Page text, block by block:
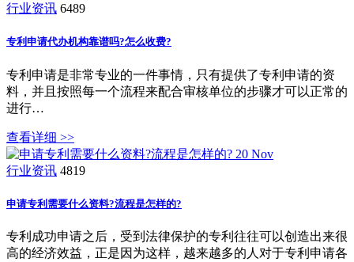
行业资讯 6489
专利申请代办机构靠谱吗?怎么收费?
专利申请是非常专业的一件事情，只有提供了专利申请的资
料，并且按照每一个流程来配合审核单位的步骤才可以正常的
进行…
查看详细 >>
20 Nov
行业资讯 4819
申请专利需要什么资料?流程是怎样的?
专利成功申请之后，受到法律保护的专利往往可以创造出来很
高的经济效益，正是因为这样，越来越多的人对于专利申请各